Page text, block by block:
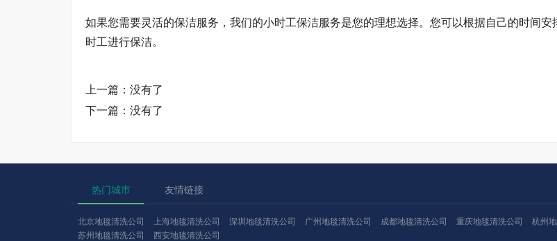
如果您需要灵活的保洁服务，我们的小时工保洁服务是您的理想选择。您可以根据自己的时间安
时工进行保洁。
上一篇：没有了
下一篇：没有了
热门城市 友情链接
北京地毯清洗公司 上海地毯清洗公司 深圳地毯清洗公司 广州地毯清洗公司 成都地毯清洗公司 重庆地毯清洗公司 杭州
苏州地毯清洗公司
西安地毯清洗公司